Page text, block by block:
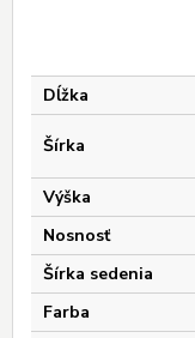
Dĺžka
Šírka
Výška
Nosnosť
Šírka sedenia
Farba